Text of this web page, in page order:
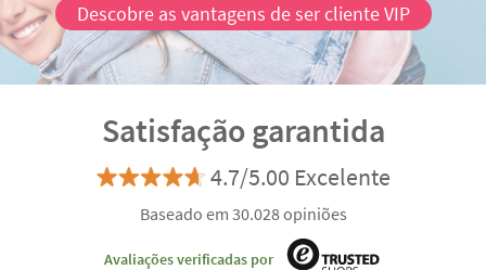
Descobre as vantagens de ser cliente VIP
Satisfação garantida
4.7/5.00 Excelente
Baseado em 30.028 opiniões
Avaliações verificadas por